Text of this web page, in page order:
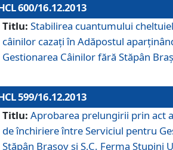
600/16.12.2013
Titlu: Stabilirea cuantumului
câinilor cazaţi în Adăpostul
Gestionarea Câinilor fără Stăpân
599/16.12.2013
Titlu: Aprobarea prelungirii prin act
de închiriere între Serviciul pentru
Stăpân Braşov şi S.C. Ferma Stupini